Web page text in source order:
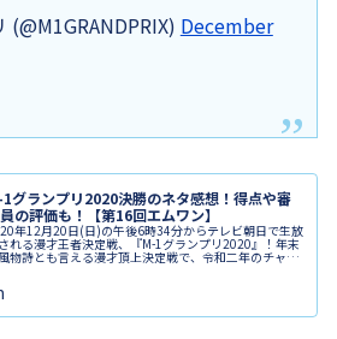
December
1グランプリ2020決勝のネタ感想！得点や審
の評価も！【第16回エムワン】
年12月20日(日)の午後6時34分からテレビ朝日で生放
れる漫才王者決定戦、『M-1グランプリ2020』！年末
物詩とも言える漫才頂上決定戦で、令和二年のチャン
オンが決まります。今年は史上最多の5081組も応募があ